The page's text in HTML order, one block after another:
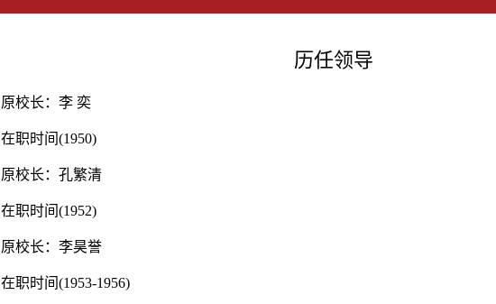
历任领导
原校长：李 奕
在职时间(1950)
原校长：孔繁清
在职时间(1952)
原校长：李昊誉
在职时间(1953-1956)